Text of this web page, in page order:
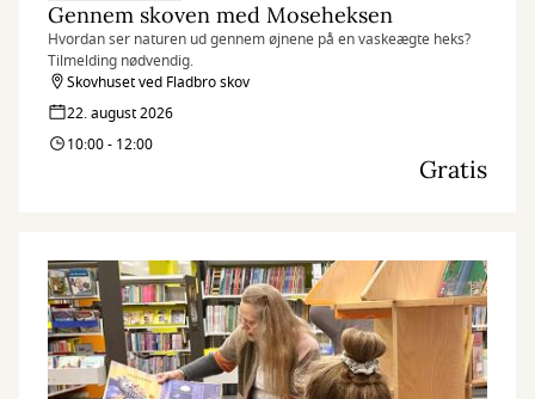
Gennem skoven med Moseheksen
Hvordan ser naturen ud gennem øjnene på en vaskeægte heks?
Tilmelding nødvendig.
Skovhuset ved Fladbro skov
22. august 2026
10:00 - 12:00
Gratis